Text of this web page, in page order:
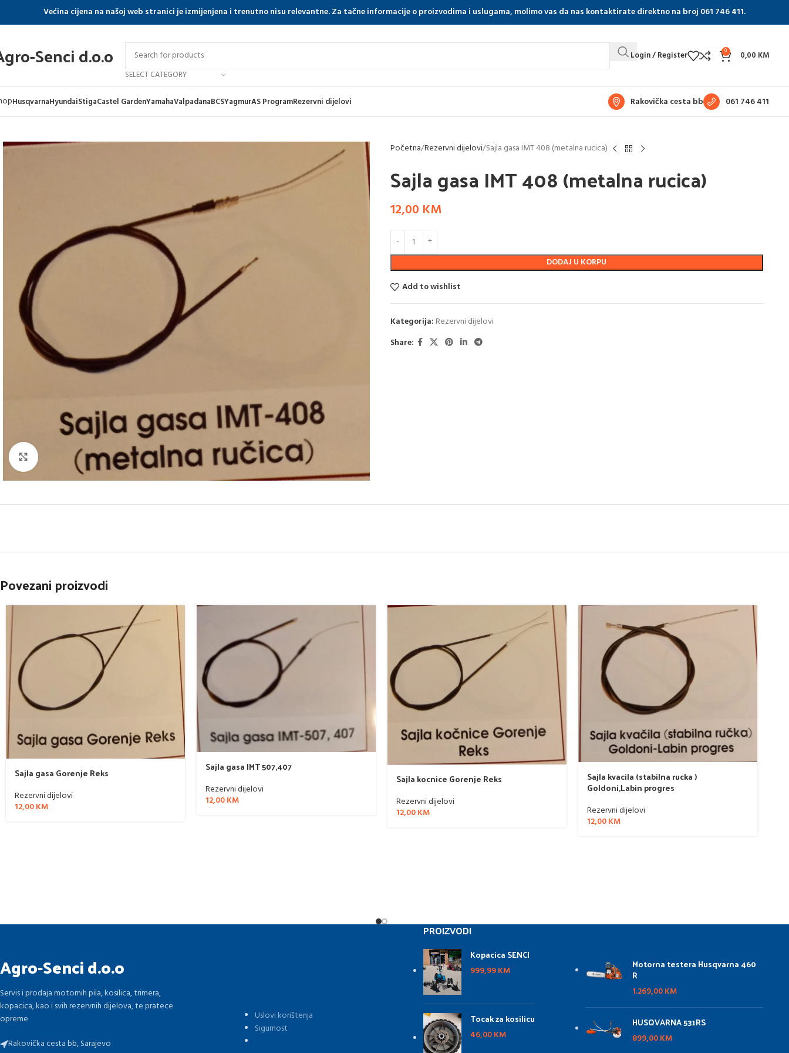
Većina cijena na našoj web stranici je izmijenjena i trenutno nisu relevantne. Za tačne informacije o proizvodima i uslugama, molimo vas da nas kontaktirate direktno na broj 061 746 411.
Senci d.o.o
SELECT CATEGORY
Login / Register 0 0,00 KM
HusqvarnaHyundaiStigaCastel GardenYamahaValpadanaBCSYagmurAS ProgramRezervni dijelovi Rakovička cesta bb 061 746 411
Click to enlarge
Početna Rezervni dijelovi Sajla gasa IMT 408 (metalna rucica)
Sajla gasa IMT 408 (metalna rucica)
12,00 KM
DODAJ U KORPU
Add to wishlist
Kategorija: Rezervni dijelovi
Share:
Povezani proizvodi
Sajla gasa Gorenje Reks
Rezervni dijelovi
12,00KM
Sajla gasa IMT 507,407
Rezervni dijelovi
12,00KM
Sajla kocnice Gorenje Reks
Rezervni dijelovi
12,00KM
Sajla kvacila (stabilna rucka )
Goldoni,Labin progres
Rezervni dijelovi
12,00KM
Agro-Senci d.o.o
Servis i prodaja motornih pila, kosilica, trimera,
kopacica, kao i svih rezervnih dijelova, te pratece
opreme
Rakovička cesta bb, Sarajevo
Uslovi korištenja
Sigurnost
PROIZVODI
Kopacica SENCI
999,99KM
Tocak za kosilicu
46,00KM
Motorna testera Husqvarna 460
R
1.269,00KM
HUSQVARNA 531RS
899,00KM